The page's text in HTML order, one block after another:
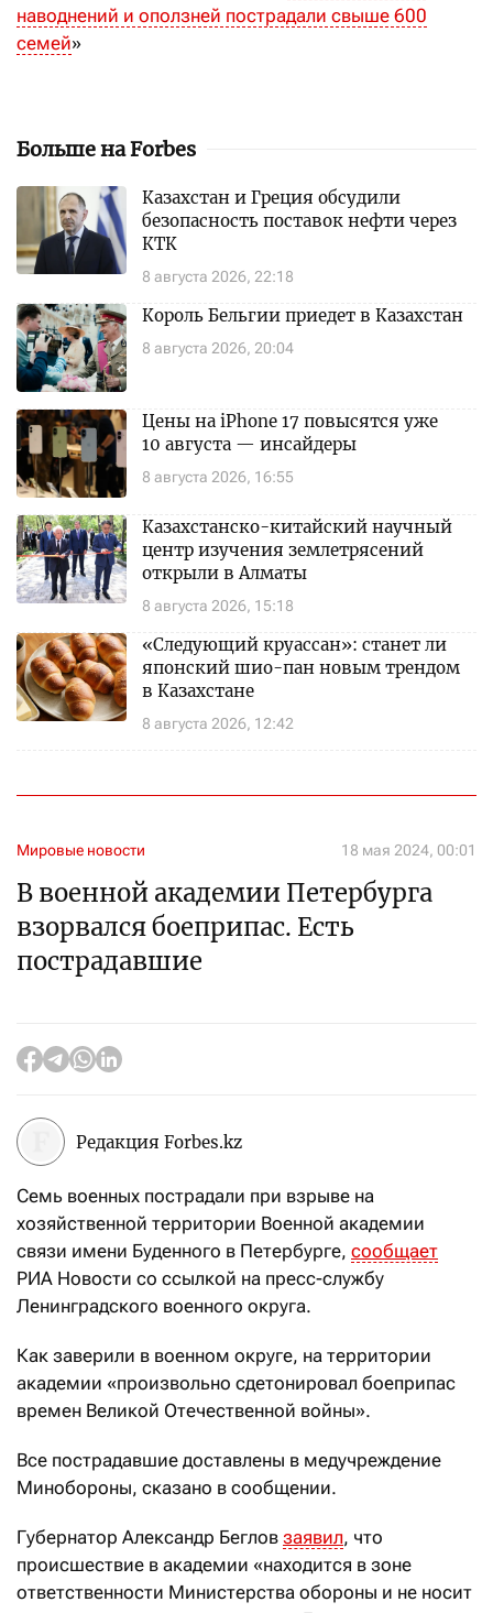
наводнений и оползней пострадали свыше 600
семей»
Больше на Forbes
8 августа 2026, 22:18
Казахстан и Греция обсудили
безопасность поставок нефти через
КТК
8 августа 2026, 20:04
Король Бельгии приедет в Казахстан
8 августа 2026, 16:55
Цены на iPhone 17 повысятся уже
10 августа — инсайдеры
8 августа 2026, 15:18
Казахстанско-китайский научный
центр изучения землетрясений
открыли в Алматы
8 августа 2026, 12:42
«Следующий круассан»: станет ли
японский шио-пан новым трендом
в Казахстане
Мировые новости 18 мая 2024, 00:01
В военной академии Петербурга
взорвался боеприпас. Есть
пострадавшие
Редакция Forbes.kz
Семь военных пострадали при взрыве на
хозяйственной территории Военной академии
связи имени Буденного в Петербурге, сообщает
РИА Новости со ссылкой на пресс-службу
Ленинградского военного округа.
Как заверили в военном округе, на территории
академии «произвольно сдетонировал боеприпас
времен Великой Отечественной войны».
Все пострадавшие доставлены в медучреждение
Минобороны, сказано в сообщении.
Губернатор Александр Беглов заявил, что
происшествие в академии «находится в зоне
ответственности Министерства обороны и не носит